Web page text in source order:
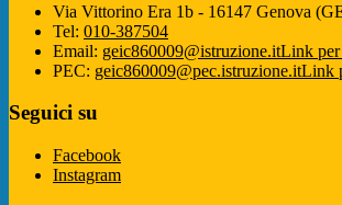
Via Vittorino Era 1b - 16147 Genova
Tel: 010-387504
Email: geic860009@istruzione.itLink per
PEC: geic860009@pec.istruzione.itLink
Seguici su
Facebook
Instagram